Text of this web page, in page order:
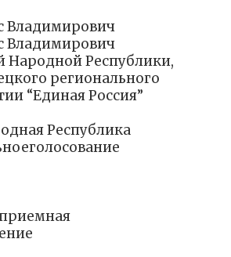
Владимирович
Владимирович
Народной Республики,
регионального
“Единая Россия”
Республика